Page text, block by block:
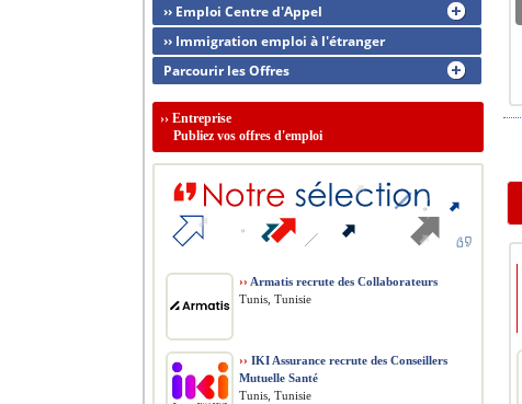
›› Emploi Centre d'Appel
›› Immigration emploi à l'étranger
Parcourir les Offres
›› Entreprise
Publiez vos offres d'emploi
›› Armatis recrute des Collaborateurs
Tunis, Tunisie
›› IKI Assurance recrute des Conseillers
Mutuelle Santé
Tunis, Tunisie